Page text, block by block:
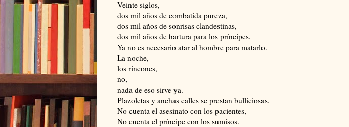
Veinte siglos,
dos mil años de combatida pureza,
dos mil años de sonrisas clandestinas,
dos mil años de hartura para los príncipes.
Ya no es necesario atar al hombre para matarlo.
La noche,
los rincones,
no,
nada de eso sirve ya.
Plazoletas y anchas calles se prestan bulliciosas.
No cuenta el asesinato con los pacientes,
No cuenta el príncipe con los sumisos.